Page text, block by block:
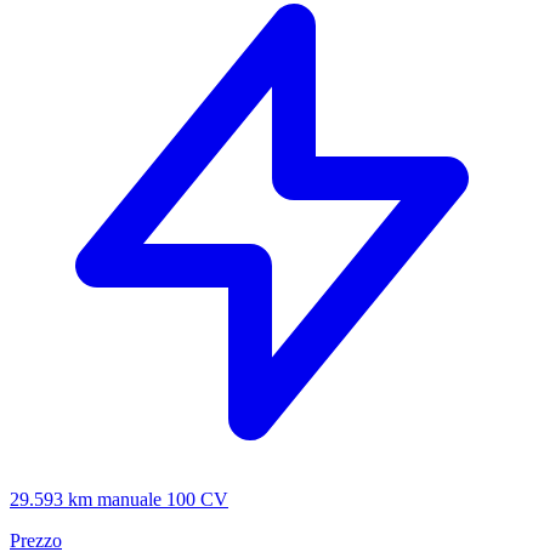
29.593 km manuale 100 CV
Prezzo